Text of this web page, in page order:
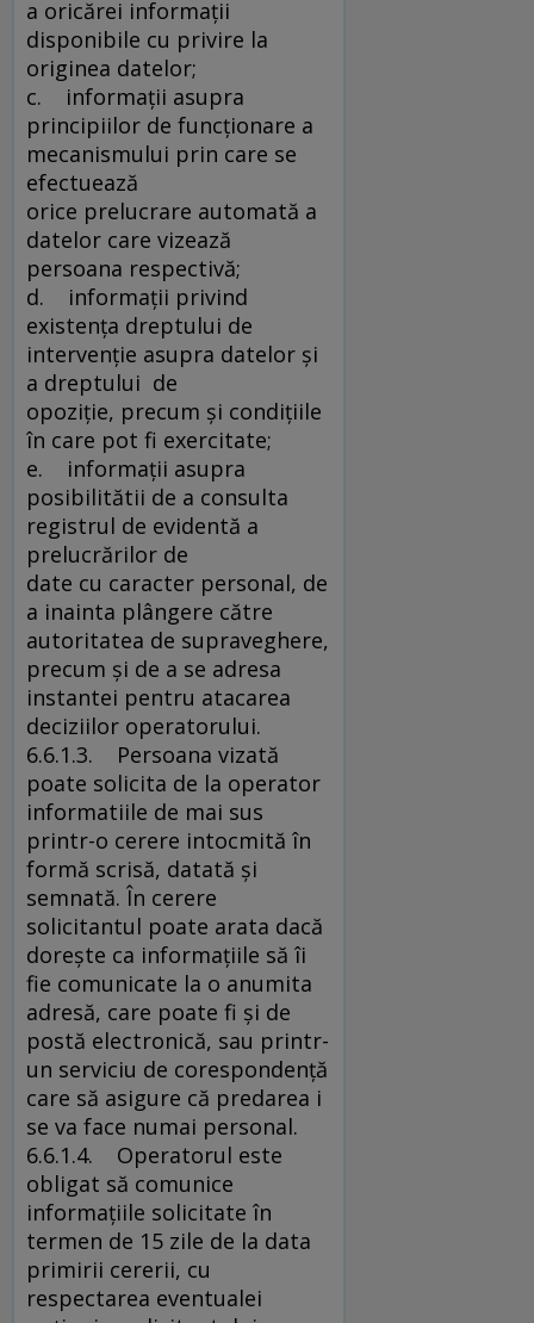
a oricărei informaţii
disponibile cu privire la
originea datelor;
c. informaţii asupra
principiilor de funcţionare a
mecanismului prin care se
efectuează
orice prelucrare automată a
datelor care vizează
persoana respectivă;
d. informaţii privind
existenţa dreptului de
intervenţie asupra datelor şi
a dreptului de
opoziţie, precum şi condiţiile
în care pot fi exercitate;
e. informaţii asupra
posibilitătii de a consulta
registrul de evidentă a
prelucrărilor de
date cu caracter personal, de
a inainta plângere către
autoritatea de supraveghere,
precum şi de a se adresa
instantei pentru atacarea
deciziilor operatorului.
6.6.1.3. Persoana vizată
poate solicita de la operator
informatiile de mai sus
printr-o cerere intocmită în
formă scrisă, datată şi
semnată. În cerere
solicitantul poate arata dacă
doreşte ca informaţiile să îi
fie comunicate la o anumita
adresă, care poate fi şi de
postă electronică, sau printr-
un serviciu de corespondenţă
care să asigure că predarea i
se va face numai personal.
6.6.1.4. Operatorul este
obligat să comunice
informaţiile solicitate în
termen de 15 zile de la data
primirii cererii, cu
respectarea eventualei